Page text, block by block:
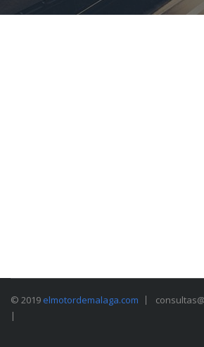
© 2019 elmotordemalaga.com
|